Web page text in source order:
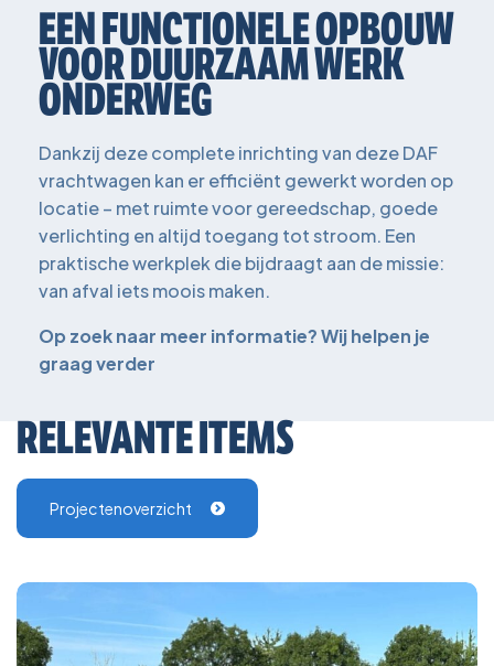
EEN FUNCTIONELE OPBOUW
VOOR DUURZAAM WERK
ONDERWEG
Dankzij deze complete inrichting van deze DAF
vrachtwagen kan er efficiënt gewerkt worden op
locatie – met ruimte voor gereedschap, goede
verlichting en altijd toegang tot stroom. Een
praktische werkplek die bijdraagt aan de missie:
van afval iets moois maken.
Op zoek naar meer informatie? Wij helpen je
graag verder
RELEVANTE ITEMS
Projectenoverzicht